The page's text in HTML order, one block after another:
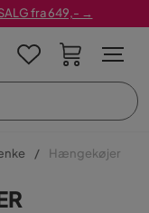
fra 649,- →
Hængekøjer